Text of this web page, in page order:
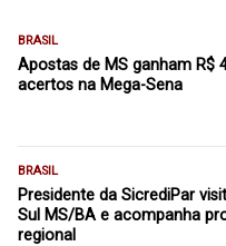
BRASIL
Apostas de MS ganham R$
acertos na Mega-Sena
BRASIL
Presidente da SicrediPar
Sul MS/BA e acompanha
regional